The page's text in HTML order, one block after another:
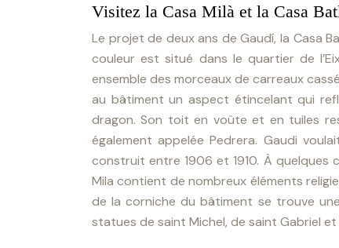
Visitez la Casa Milà et la Casa
Le projet de deux ans de Gaudí, la Casa
couleur est situé dans le quartier de
ensemble des morceaux de carreaux
au bâtiment un aspect étincelant qui
dragon. Son toit en voûte et en tuiles
également appelée Pedrera. Gaudi
construit entre 1906 et 1910. À quelques
Mila contient de nombreux éléments
de la corniche du bâtiment se trouve
statues de saint Michel, de saint Gabriel et